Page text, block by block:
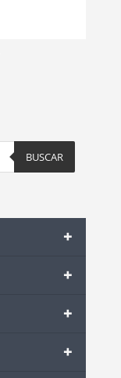
BUSCAR
+
+
+
+